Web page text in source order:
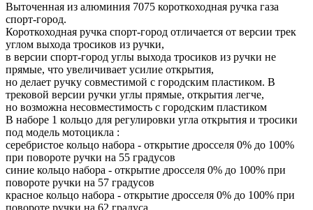
Выточенная из алюминия 7075 короткоходная ручка газа
спорт-город.
Короткоходная ручка спорт-город отличается от версии трек
углом выхода тросиков из ручки,
в версии спорт-город углы выхода тросиков из ручки не
прямые, что увеличивает усилие открытия,
но делает ручку совместимой с городским пластиком. В
трековой версии ручки углы прямые, открытия легче,
но возможна несовместимость с городским пластиком
В наборе 1 кольцо для регулировки угла открытия и тросики
под модель мотоцикла :
серебристое кольцо набора - открытие дросселя 0% до 100%
при повороте ручки на 55 градусов
синие кольцо набора - открытие дросселя 0% до 100% при
повороте ручки на 57 градусов
красное кольцо набора - открытие дросселя 0% до 100% при